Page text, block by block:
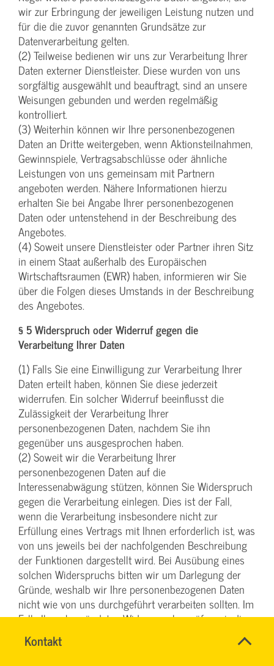
Kontakt
TEAM
Name*
wir zur Erbringung der jeweiligen Leistung nutzen und
für die die zuvor genannten Grundsätze zur
Datenverarbeitung gelten.
(2) Teilweise bedienen wir uns zur Verarbeitung Ihrer
Daten externer Dienstleister. Diese wurden von uns
sorgfältig ausgewählt und beauftragt, sind an unsere
Weisungen gebunden und werden regelmäßig
kontrolliert.
(3) Weiterhin können wir Ihre personenbezogenen
Daten an Dritte weitergeben, wenn Aktionsteilnahmen,
Gewinnspiele, Vertragsabschlüsse oder ähnliche
Leistungen von uns gemeinsam mit Partnern
angeboten werden. Nähere Informationen hierzu
erhalten Sie bei Angabe Ihrer personenbezogenen
Daten oder untenstehend in der Beschreibung des
Angebotes.
(4) Soweit unsere Dienstleister oder Partner ihren Sitz
in einem Staat außerhalb des Europäischen
Wirtschaftsraumen (EWR) haben, informieren wir Sie
über die Folgen dieses Umstands in der Beschreibung
des Angebotes.
§ 5 Widerspruch oder Widerruf gegen die
Verarbeitung Ihrer Daten
(1) Falls Sie eine Einwilligung zur Verarbeitung Ihrer
Daten erteilt haben, können Sie diese jederzeit
widerrufen. Ein solcher Widerruf beeinflusst die
Zulässigkeit der Verarbeitung Ihrer
personenbezogenen Daten, nachdem Sie ihn
gegenüber uns ausgesprochen haben.
(2) Soweit wir die Verarbeitung Ihrer
personenbezogenen Daten auf die
Interessenabwägung stützen, können Sie Widerspruch
gegen die Verarbeitung einlegen. Dies ist der Fall,
wenn die Verarbeitung insbesondere nicht zur
Erfüllung eines Vertrags mit Ihnen erforderlich ist, was
von uns jeweils bei der nachfolgenden Beschreibung
der Funktionen dargestellt wird. Bei Ausübung eines
solchen Widerspruchs bitten wir um Darlegung der
Gründe, weshalb wir Ihre personenbezogenen Daten
nicht wie von uns durchgeführt verarbeiten sollten. Im
Falle Ihres begründeten Widerspruchs prüfen wir die
Sachlage und werden entweder die Datenverarbeitung
einstellen bzw. anpassen oder Ihnen unsere